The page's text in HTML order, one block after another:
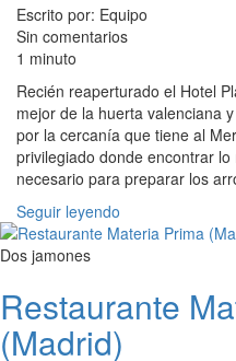
Escrito por: Equipo
Sin comentarios
1 minuto
Recién reaperturado el Hotel
mejor de la huerta valenciana
por la cercanía que tiene al
privilegiado donde encontrar
necesario para preparar los
Seguir leyendo
Dos jamones
Restaurante
(Madrid)